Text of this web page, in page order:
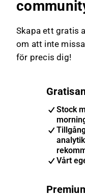
Skapa ett gratis
om att inte
för precis dig!
Stock
Vårt